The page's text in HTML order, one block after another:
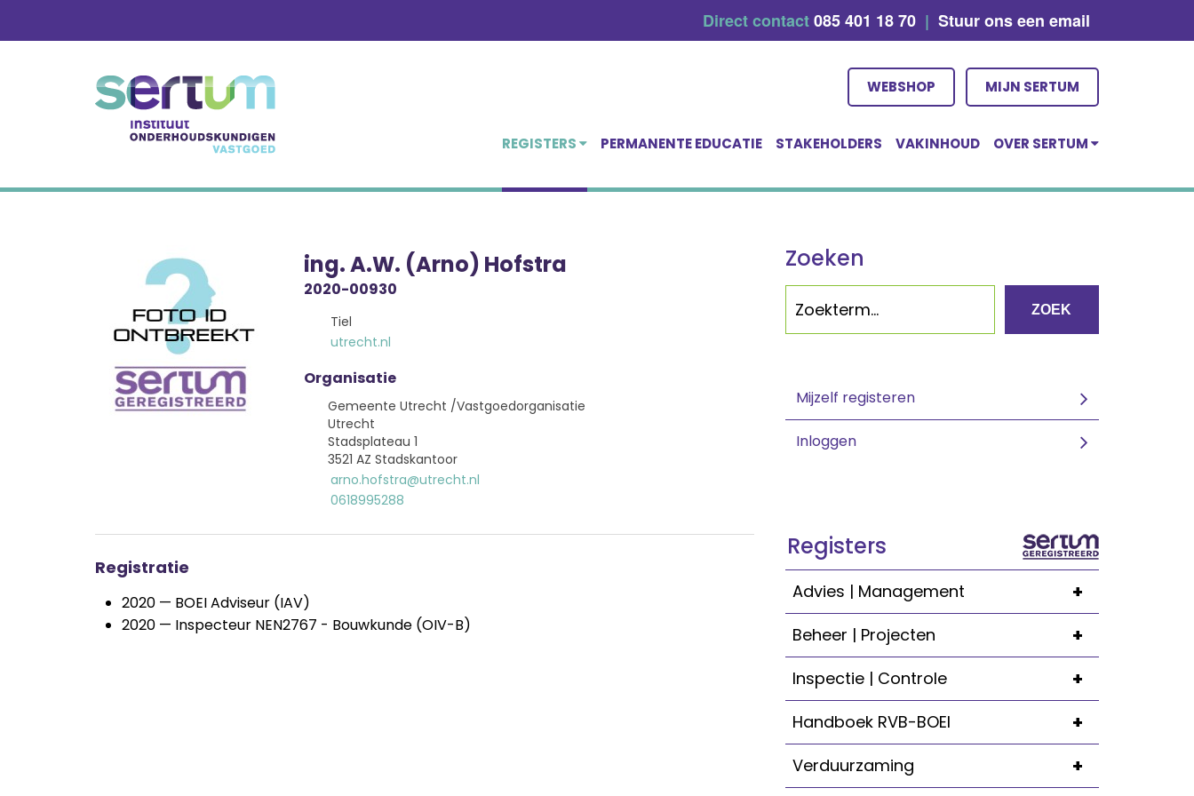
content
Direct contact085 401 18 70 | Stuur ons een email
WEBSHOP MIJN SERTUM
REGISTERS PERMANENTE EDUCATIE STAKEHOLDERS VAKINHOUD OVER SERTUM
ing. A.W. (Arno) Hofstra
2020-00930
Tiel
utrecht.nl
Organisatie
Gemeente Utrecht /Vastgoedorganisatie
Utrecht
Stadsplateau 1
3521 AZ Stadskantoor
arno.hofstra@utrecht.nl
0618995288
Registratie
2020 — BOEI Adviseur (IAV)
2020 — Inspecteur NEN2767 - Bouwkunde (OIV-B)
Zoeken
ZOEK
Mijzelf registeren
Inloggen
Registers
+
Advies | Management
+
Beheer | Projecten
+
Inspectie | Controle
+
Handboek RVB-BOEI
+
Verduurzaming